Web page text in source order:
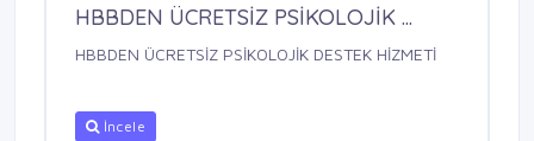
HBBDEN ÜCRETSİZ PSİKOLOJİK ...
HBBDEN ÜCRETSİZ PSİKOLOJİK DESTEK HİZMETİ
İncele